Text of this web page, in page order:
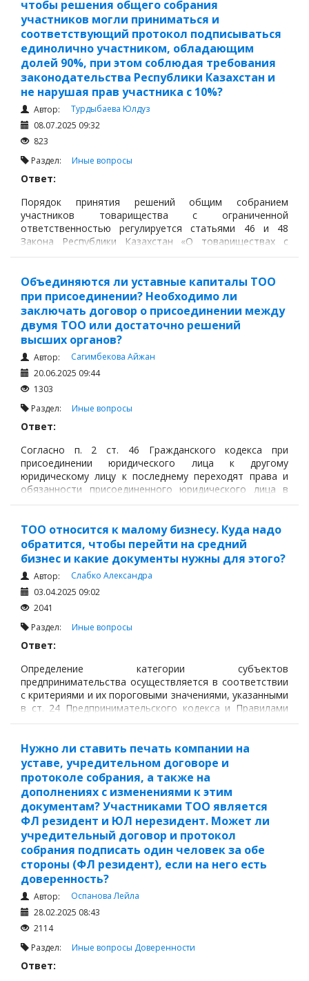
чтобы решения общего собрания
участников могли приниматься и
соответствующий протокол подписываться
единолично участником, обладающим
долей 90%, при этом соблюдая требования
законодательства Республики Казахстан и
не нарушая прав участника с 10%?
Автор:
Турдыбаева Юлдуз
08.07.2025 09:32
823
Раздел: Иные вопросы
Ответ:
Порядок принятия решений общим собранием
участников товарищества с ограниченной
ответственностью регулируется статьями 46 и 48
Закона Республики Казахстан «О товариществах с
ограниченной и дополнительной ответственностью»
Объединяются ли уставные капиталы ТОО
при присоединении? Необходимо ли
заключать договор о присоединении между
двумя ТОО или достаточно решений
высших органов?
Автор:
Сагимбекова Айжан
20.06.2025 09:44
1303
Раздел: Иные вопросы
Ответ:
Согласно п. 2 ст. 46 Гражданского кодекса при
присоединении юридического лица к другому
юридическому лицу к последнему переходят права и
обязанности присоединенного юридического лица в
соответствии с передаточным актом.
ТОО относится к малому бизнесу. Куда надо
обратится, чтобы перейти на средний
бизнес и какие документы нужны для этого?
Автор:
Слабко Александра
03.04.2025 09:02
2041
Раздел: Иные вопросы
Ответ:
Определение категории субъектов
предпринимательства осуществляется в соответствии
с критериями и их пороговыми значениями, указанными
в ст. 24 Предпринимательского кодекса и Правилами
расчета среднегодовой численности работников и
предпринимательства,
Нужно ли ставить печать компании на
уставе, учредительном договоре и
протоколе собрания, а также на
дополнениях с изменениями к этим
документам? Участниками ТОО является
ФЛ резидент и ЮЛ нерезидент. Может ли
учредительный договор и протокол
собрания подписать один человек за обе
стороны (ФЛ резидент), если на него есть
доверенность?
Автор:
Оспанова Лейла
28.02.2025 08:43
2114
Раздел: Иные вопросы Доверенности
Ответ: